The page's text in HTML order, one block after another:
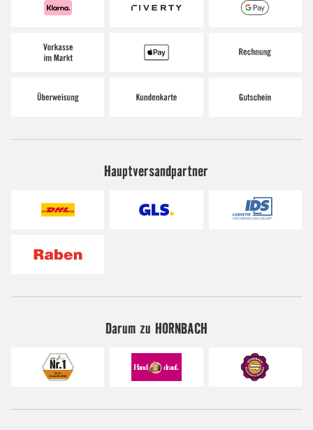
Hauptversandpartner
Darum zu HORNBACH